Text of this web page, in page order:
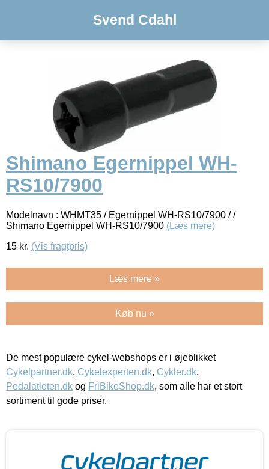
Svend Cdahl
Shimano Egernippel WH-
RS10/7900
Modelnavn : WHMT35 / Egernippel WH-RS10/7900 / /
Shimano Egernippel WH-RS10/7900 (Læs mere)
15 kr. (Vis fragtpris)
Læs mere »
Køb nu »
De mest populære cykel-webshops er i øjeblikket
Cykelpartner.dk, Cykelexperten.dk, Cykler.dk,
Pedalatleten.dk og FriBikeShop.dk, som alle har et stort
sortiment til gode priser.